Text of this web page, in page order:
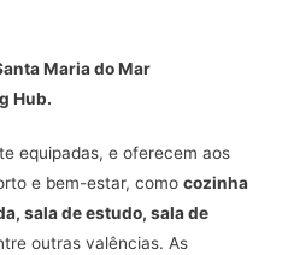
Maria do Mar
Hub.
equipadas, e oferecem aos
e bem-estar, como cozinha
sala de estudo, sala de
outras valências. As